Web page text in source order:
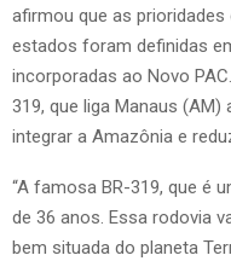
afirmou que as
estados foram definidas
incorporadas ao Novo
319, que liga Manaus
integrar a Amazônia e
“A famosa BR-319, que é
de 36 anos. Essa rodovia
bem situada do planeta